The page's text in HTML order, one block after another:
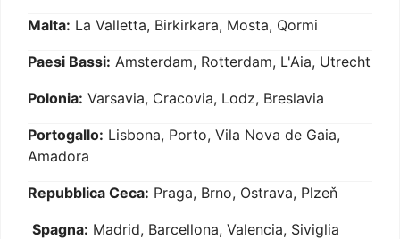
Malta: La Valletta, Birkirkara, Mosta, Qormi
Paesi Bassi: Amsterdam, Rotterdam, L'Aia, Utrecht
Polonia: Varsavia, Cracovia, Lodz, Breslavia
Portogallo: Lisbona, Porto, Vila Nova de Gaia,
Amadora
Repubblica Ceca: Praga, Brno, Ostrava, Plzeň
Spagna: Madrid, Barcellona, Valencia, Siviglia